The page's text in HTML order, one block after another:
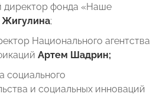
директор фонда «Наше
;
Национального агентства
Артем Шадрин;
социального
и социальных инноваций